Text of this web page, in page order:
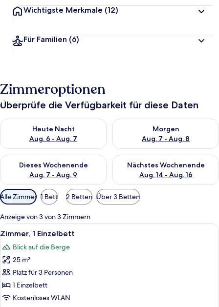
Wichtigste Merkmale (12)
Für Familien (6)
Zimmeroptionen
Überprüfe die Verfügbarkeit für diese Daten
Heute Nacht
Aug. 6 - Aug. 7
Überprüfe die Verfügbarkeit für heute Nacht, Aug. 6 - Aug. 7.
Morgen
Aug. 7 - Aug. 8
Überprüfe die Verfügbarkeit
Dieses Wochenende
Aug. 7 - Aug. 9
Überprüfe die Verfügbarkeit für dieses Wochenende, Aug. 7
Nächstes Wochenende
Aug. 14 - Aug. 16
Überprüfe die Verfügbarkeit
Verfügbare
Filter
für
Zimmer
Alle Zimmer 1 Bett 2 Betten Über 3 Betten
Anzeige von 3 von 3 Zimmern
Alle
Fotos
für
Zimmer,
1 Einzelbett
anzeigen
Ein Hotelzimmer mit Bett,
9
Zimmer, 1 Einzelbett
Blick auf die Berge
25 m²
Platz für 3 Personen
1 Einzelbett
Kostenloses WLAN